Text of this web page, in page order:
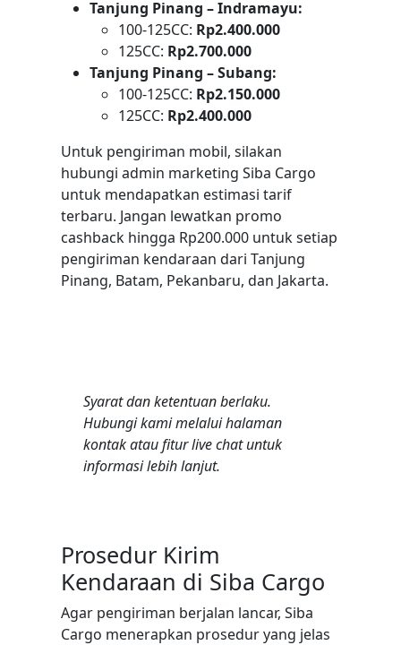
Tanjung Pinang – Indramayu:
100-125CC: Rp2.400.000
125CC: Rp2.700.000
Tanjung Pinang – Subang:
100-125CC: Rp2.150.000
125CC: Rp2.400.000
Untuk pengiriman mobil, silakan
hubungi admin marketing Siba Cargo
untuk mendapatkan estimasi tarif
terbaru. Jangan lewatkan promo
cashback hingga Rp200.000 untuk setiap
pengiriman kendaraan dari Tanjung
Pinang, Batam, Pekanbaru, dan Jakarta.
Syarat dan ketentuan berlaku.
Hubungi kami melalui halaman
kontak atau fitur live chat untuk
informasi lebih lanjut.
Prosedur Kirim
Kendaraan di Siba Cargo
Agar pengiriman berjalan lancar, Siba
Cargo menerapkan prosedur yang jelas